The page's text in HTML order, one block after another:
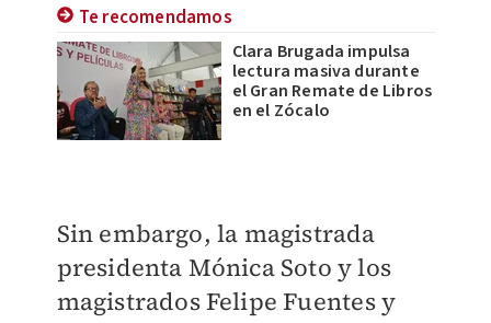
Te recomendamos
Clara Brugada impulsa
lectura masiva durante
el Gran Remate de Libros
en el Zócalo
Sin embargo, la magistrada
presidenta Mónica Soto y los
magistrados Felipe Fuentes y